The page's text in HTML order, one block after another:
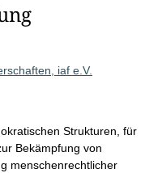
iaf e.V.
Strukturen, für
Bekämpfung von
menschenrechtlicher